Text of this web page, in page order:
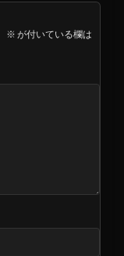
※ が付いている欄は